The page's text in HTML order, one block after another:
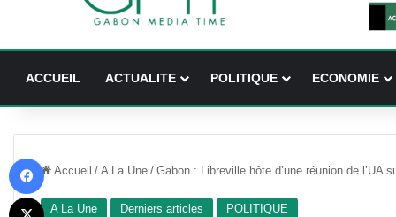
ACCUEIL ACTUALITE POLITIQUE ECONOMIE
Accueil / A La Une / Gabon : Libreville hôte d’une réunion de l’UA
A La Une Derniers articles POLITIQUE
X